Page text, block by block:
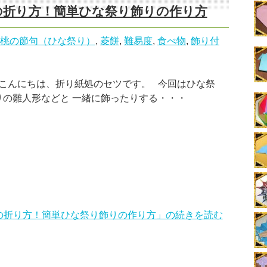
り方！簡単ひな祭り飾りの作り方
桃の節句（ひな祭り） , 菱餅, 難易度, 食べ物, 飾り付
んにちは、折り紙処のセツです。 今回はひな祭
の雛人形などと 一緒に飾ったりする・・・
り方！簡単ひな祭り飾りの作り方」の続きを読む